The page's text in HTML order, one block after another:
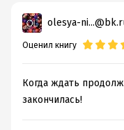
olesya-
Оценил книгу
Когда ждать
закончилась!